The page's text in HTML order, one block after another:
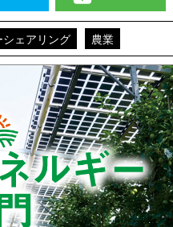
シェアリング 農業